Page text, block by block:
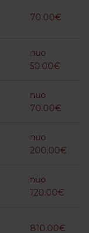
70.00€
nuo
50.00€
nuo
70.00€
nuo
200.00€
nuo
120.00€
810.00€